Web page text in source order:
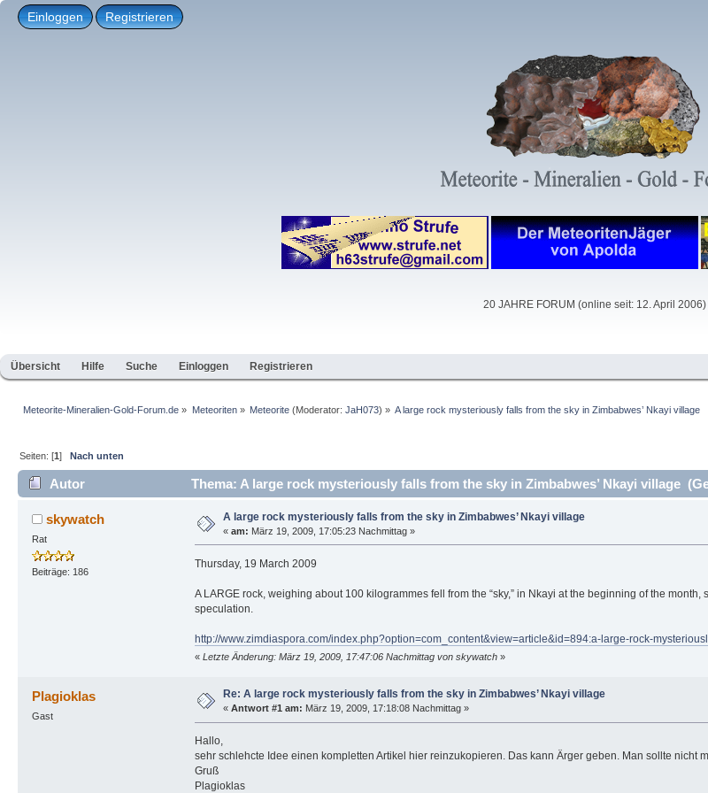
Einloggen Registrieren
20 JAHRE FORUM (online seit: 12. April 2006)
Übersicht Hilfe Suche Einloggen Registrieren
Meteorite-Mineralien-Gold-Forum.de » Meteoriten» Meteorite(Moderator: JaH073) » A large rock mysteriously falls from the sky in Zimbabwes’ Nkayi village
Seiten: [1]Nach unten
Autor Thema: A large rock mysteriously falls from the sky in Zimbabwes’ Nkayi village
skywatch
Rat
Beiträge: 186
A large rock mysteriously falls from the sky in Zimbabwes’ Nkayi village
« am: März 19, 2009, 17:05:23 Nachmittag »
Thursday, 19 March 2009
A LARGE rock, weighing about 100 kilogrammes fell from the “sky,” in Nkayi at the beginning of the
speculation.
http://www.zimdiaspora.com/index.php?option=com_content&view=article&id=894:a-large-rock-
« Letzte Änderung: März 19, 2009, 17:47:06 Nachmittag von skywatch»
Plagioklas
Gast
Re: A large rock mysteriously falls from the sky in Zimbabwes’ Nkayi village
« Antwort #1 am: März 19, 2009, 17:18:08 Nachmittag »
Hallo,
sehr schlehcte Idee einen kompletten Artikel hier reinzukopieren. Das kann Ärger geben. Man sollte nicht
Gruß
Plagioklas